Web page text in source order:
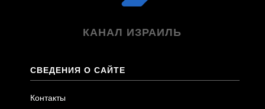
КАНАЛ ИЗРАИЛЬ
СВЕДЕНИЯ О САЙТЕ
Контакты